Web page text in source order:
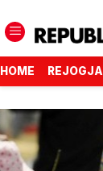
HOME REJOGJA